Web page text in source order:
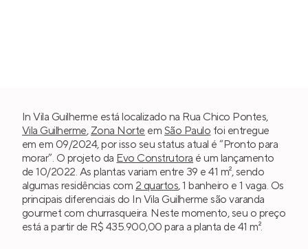
In Vila Guilherme está localizado na Rua Chico Pontes,
Vila Guilherme, Zona Norte em São Paulo foi entregue
em em 09/2024, por isso seu status atual é “Pronto para
morar”. O projeto da Evo Construtora é um lançamento
de 10/2022. As plantas variam entre 39 e 41 m², sendo
algumas residências com 2 quartos, 1 banheiro e 1 vaga. Os
principais diferenciais do In Vila Guilherme são varanda
gourmet com churrasqueira. Neste momento, seu o preço
está a partir de R$ 435.900,00 para a planta de 41 m².